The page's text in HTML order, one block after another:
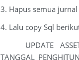
3. Hapus semua
4. Lalu copy Sql
UPDATE ASSET